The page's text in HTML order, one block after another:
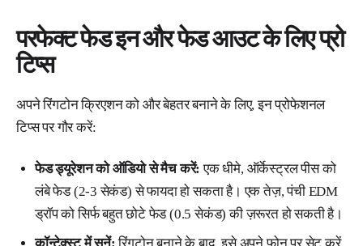
परफेक्ट फेड इन और फेड आउट के लिए प्रो
टिप्स
अपने रिंगटोन क्रिएशन को और बेहतर बनाने के लिए, इन प्रोफेशनल
टिप्स पर गौर करें:
फेड ड्यूरेशन को ऑडियो से मैच करें: एक धीमे, ऑर्केस्ट्रल पीस को
लंबे फेड (2-3 सेकंड) से फायदा हो सकता है। एक तेज़, पंची EDM
ड्रॉप को सिर्फ बहुत छोटे फेड (0.5 सेकंड) की ज़रूरत हो सकती है।